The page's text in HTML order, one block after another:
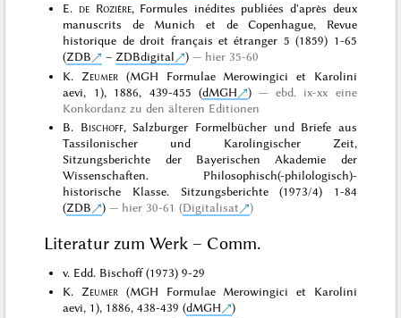
E. de Rozière, Formules inédites publiées d'après deux
manuscrits de Munich et de Copenhague, Revue
historique de droit français et étranger 5 (1859) 1-65
(ZDB – ZDBdigital )
hier 35-60
K. Zeumer (MGH Formulae Merowingici et Karolini
aevi, 1), 1886, 439-455 (dMGH )
ebd. ix-xx eine
Konkordanz zu den älteren Editionen
B. Bischoff, Salzburger Formelbücher und Briefe aus
Tassilonischer und Karolingischer Zeit,
Sitzungsberichte der Bayerischen Akademie der
Wissenschaften. Philosophisch(-philologisch)-
historische Klasse. Sitzungsberichte (1973/4) 1-84
(ZDB ) hier 30-61 (Digitalisat )
Literatur zum Werk – Comm.
v. Edd. Bischoff (1973) 9-29
K. Zeumer (MGH Formulae Merowingici et Karolini
aevi, 1), 1886, 438-439 (dMGH
)